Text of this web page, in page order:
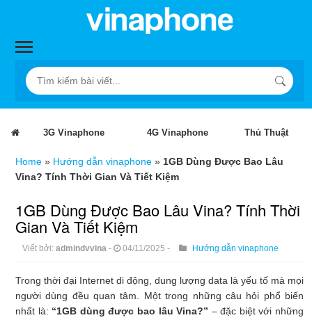
3G Vinaphone 4G Vinaphone Thủ Thuật
Home » Hướng dẫn vinaphone » 1GB Dùng Được Bao Lâu
Vina? Tính Thời Gian Và Tiết Kiệm
1GB Dùng Được Bao Lâu Vina? Tính Thời
Gian Và Tiết Kiệm
Viết bởi: admindvvina - 04/11/2025 - Hướng dẫn vinaphone
Trong thời đại Internet di động, dung lượng data là yếu tố mà mọi
người dùng đều quan tâm. Một trong những câu hỏi phổ biến
nhất là: “1GB dùng được bao lâu Vina?” – đặc biệt với những